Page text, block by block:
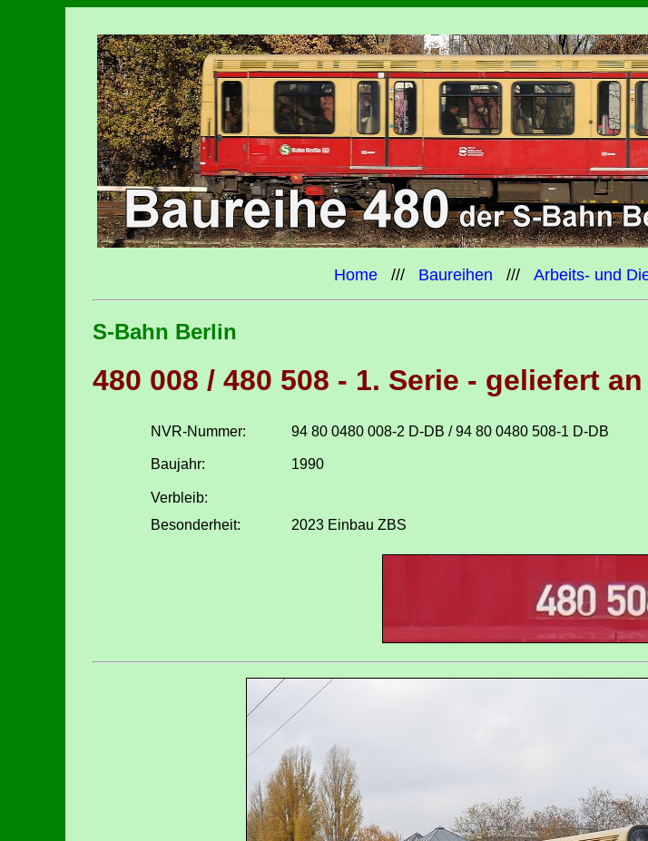
Home /// Baureihen /// Arbeits- und
S-Bahn Berlin
480 008 / 480 508 - 1. Serie - geliefert an
NVR-Nummer: 94 80 0480 008-2 D-DB / 94 80 0480 508-1 D-DB
Baujahr: 1990
Verbleib:
Besonderheit:
2023 Einbau ZBS